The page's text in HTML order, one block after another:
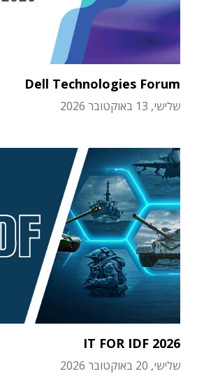
Dell Technologies Forum
שלישי, 13 באוקטובר 2026
IT FOR IDF 2026
שלישי, 20 באוקטובר 2026